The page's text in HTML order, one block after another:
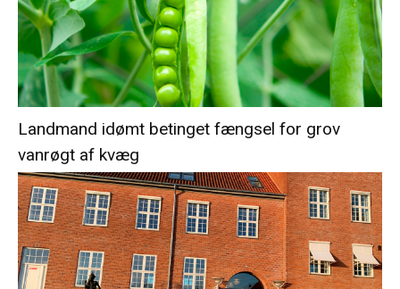
Landmand idømt betinget fængsel for grov
vanrøgt af kvæg